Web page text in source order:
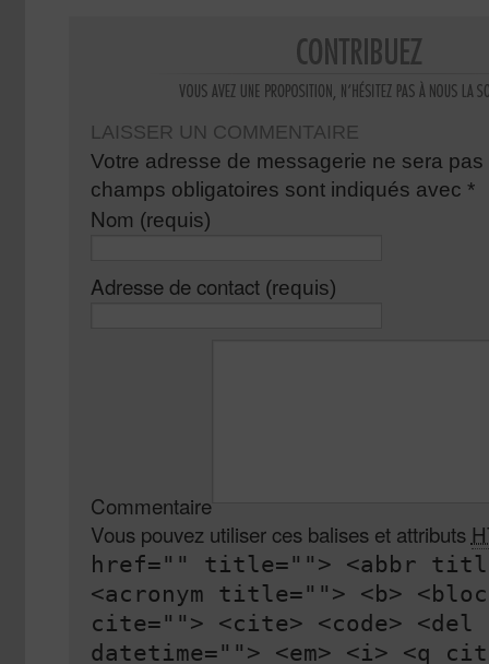
LAISSER UN COMMENTAIRE
Votre adresse de messagerie ne sera
champs obligatoires sont indiqués avec *
Nom (requis)
Adresse de contact (requis)
Commentaire
Vous pouvez utiliser ces balises et attributs
href="" title=""> <abbr
<acronym title=""> <b>
cite=""> <cite> <code> <del
datetime=""> <em> <i> <q